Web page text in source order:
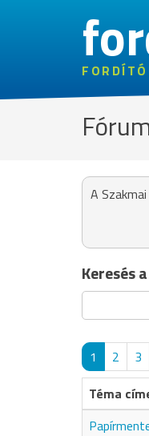
A
Keresés
1 2 3
Téma